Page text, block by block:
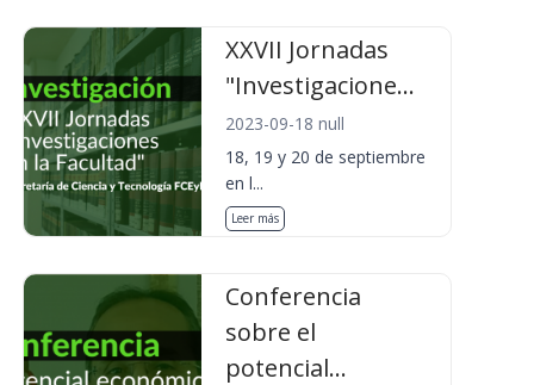
XXVII Jornadas
"Investigacione...
2023-09-18 null
18, 19 y 20 de septiembre
en l...
Leer más
Conferencia
sobre el
potencial...